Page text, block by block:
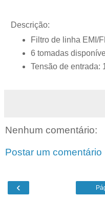
Descrição:
Filtro de linha EMI/
6 tomadas
Tensão de entrada:
Nenhum comentário:
Postar um comentário
‹